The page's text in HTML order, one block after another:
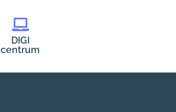
DIGI
centrum